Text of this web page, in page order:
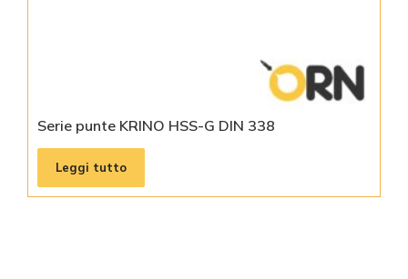
Serie punte KRINO HSS-G DIN 338
Leggi tutto